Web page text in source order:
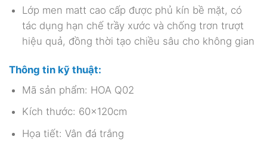
Lớp men matt cao cấp được phủ kín bề mặt, có
tác dụng hạn chế trầy xước và chống trơn trượt
hiệu quả, đồng thời tạo chiều sâu cho không gian
Thông tin kỹ thuật:
Mã sản phẩm: HOA Q02
Kích thước: 60x120cm
Họa tiết: Vân đá trắng